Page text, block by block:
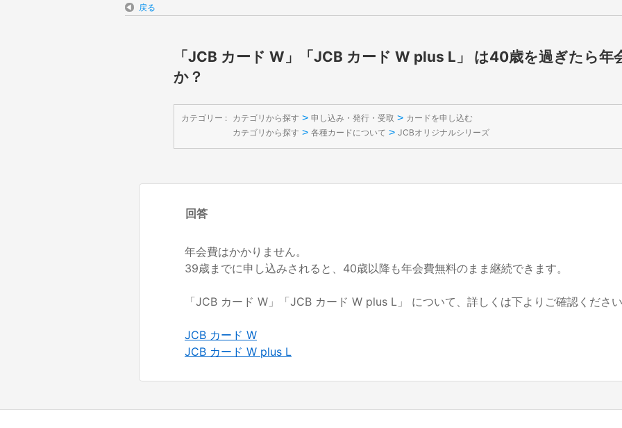
戻る
「JCB カード W」「JCB カード W plus L」 は40歳を過ぎたら年
か？
カテゴリー : カテゴリから探す > 申し込み・発行・受取 > カードを申し込む
カテゴリから探す > 各種カードについて > JCBオリジナルシリーズ
回答
年会費はかかりません。
39歳までに申し込みされると、40歳以降も年会費無料のまま継続できます。
「JCB カード W」「JCB カード W plus L」 について、詳しくは下よりご確認くださ
JCB カード W
JCB カード W plus L